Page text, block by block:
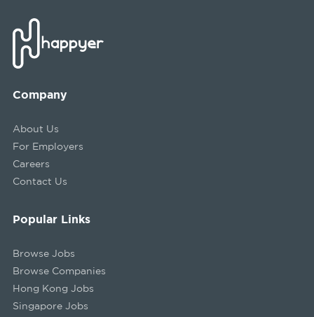
Company
About Us
For Employers
Careers
Contact Us
Popular Links
Browse Jobs
Browse Companies
Hong Kong Jobs
Singapore Jobs